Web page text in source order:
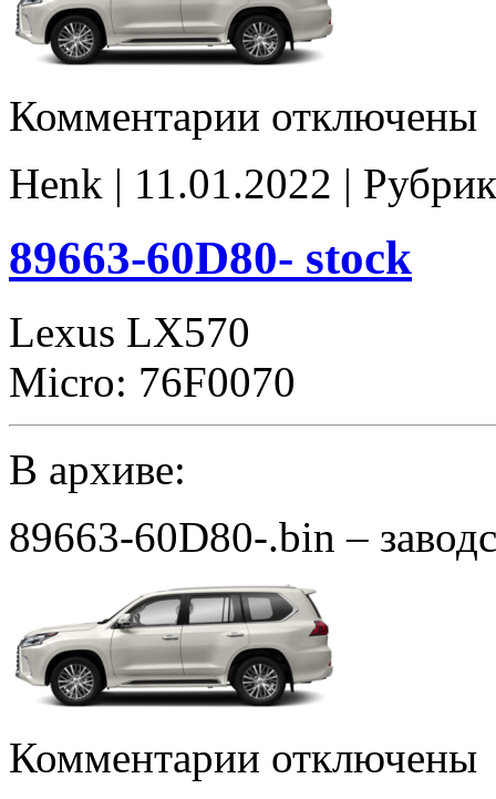
Комментарии записи
Stage1
E2(SAP_off)
отключены
Henk | 11.01.2022 |
89663-60D80- stock
Lexus LX570
Micro: 76F0070
В архиве:
89663-60D80-.bin –
Комментарии записи
отключены